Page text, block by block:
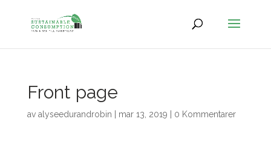
Front page
av alyseedurandrobin mar 13, 2019 0 Kommentarer